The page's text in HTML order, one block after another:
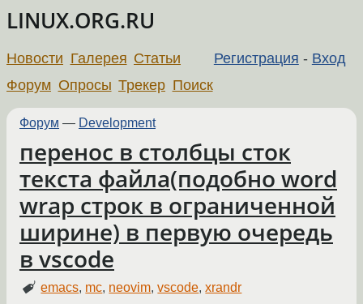
LINUX.ORG.RU
Регистрация - Вход
Новости Галерея Статьи
Форум Опросы Трекер Поиск
Форум — Development
перенос в столбцы сток
текста файла(подобно word
wrap строк в ограниченной
ширине) в первую очередь
в vscode
emacs, mc, neovim,vscode,xrandr